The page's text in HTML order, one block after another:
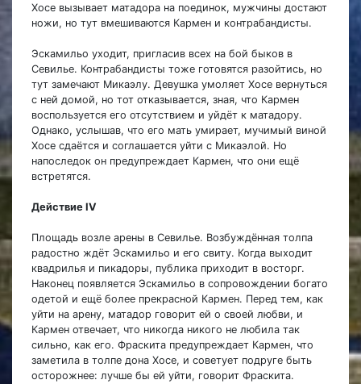
Хосе вызывает матадора на поединок, мужчины достают
ножи, но тут вмешиваются Кармен и контрабандисты.
Эскамильо уходит, пригласив всех на бой быков в
Севилье. Контрабандисты тоже готовятся разойтись, но
тут замечают Микаэлу. Девушка умоляет Хосе вернуться
с ней домой, но тот отказывается, зная, что Кармен
воспользуется его отсутствием и уйдёт к матадору.
Однако, услышав, что его мать умирает, мучимый виной
Хосе сдаётся и соглашается уйти с Микаэлой. Но
напоследок он предупреждает Кармен, что они ещё
встретятся.
Действие IV
Площадь возле арены в Севилье. Возбуждённая толпа
радостно ждёт Эскамильо и его свиту. Когда выходит
квадрилья и пикадоры, публика приходит в восторг.
Наконец появляется Эскамильо в сопровождении богато
одетой и ещё более прекрасной Кармен. Перед тем, как
уйти на арену, матадор говорит ей о своей любви, и
Кармен отвечает, что никогда никого не любила так
сильно, как его. Фраскита предупреждает Кармен, что
заметила в толпе дона Хосе, и советует подруге быть
осторожнее: лучше бы ей уйти, говорит Фраскита.